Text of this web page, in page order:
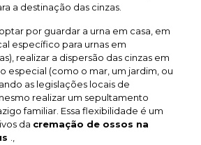
a destinação das cinzas.
por guardar a urna em casa, em
específico para urnas em
realizar a dispersão das cinzas em
especial (como o mar, um jardim, ou
as legislações locais de
realizar um sepultamento
familiar. Essa flexibilidade é um
da cremação de ossos na